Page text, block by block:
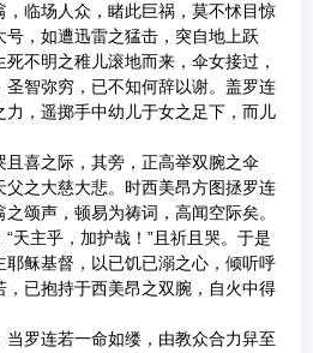
临场人众，睹此巨祸，莫不怵目惊
，如遭迅雷之猛击，突自地上跃
不明之稚儿滚地而来，伞女接过，
圣智弥穷，已不知何辞以谢。盖罗连
，遥掷手中幼儿于女之足下，而儿
喜之际，其旁，正高举双腕之伞
之大慈大悲。时西美昂方图拯罗连
颂声，顿易为祷词，高闻空际矣。
天主乎，加护哉！”且祈且哭。于是
稣基督，以已饥已溺之心，倾听呼
，已抱持于西美昂之双腕，自火中得
罗连若一命如缕，由教众合力舁至